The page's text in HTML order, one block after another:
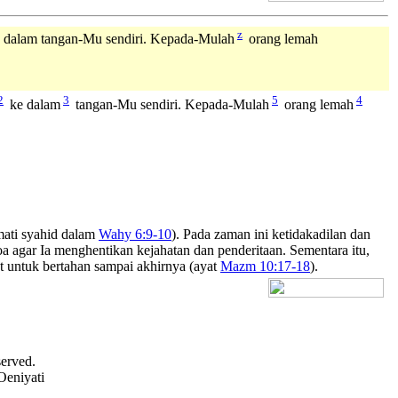
tangan-Mu sendiri. Kepada-Mulah z orang lemah
ke dalam 3 tangan-Mu sendiri. Kepada-Mulah 5 orang lemah 4
syahid dalam Wahy 6:9-10). Pada zaman ini ketidakadilan dan
Ia menghentikan kejahatan dan penderitaan. Sementara itu,
bertahan sampai akhirnya (ayat Mazm 10:17-18).